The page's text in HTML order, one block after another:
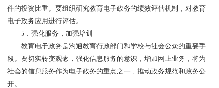
件的投资比重。要组织研究教育电子政务的绩效评估机制，对教育
电子政务应用进行评估。
5．强化服务，加强培训
教育电子政务是沟通教育行政部门和学校与社会公众的重要手
段。要切实转变观念，强化信息服务的意识，增加网上业务，将为
社会的信息服务作为电子政务的重点之一，推动政务规范和政务公
开。